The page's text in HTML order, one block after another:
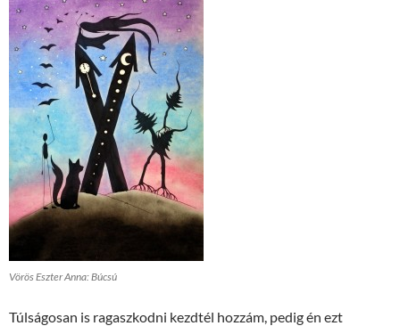
Vörös Eszter Anna: Búcsú
Túlságosan is ragaszkodni kezdtél hozzám, pedig én ezt